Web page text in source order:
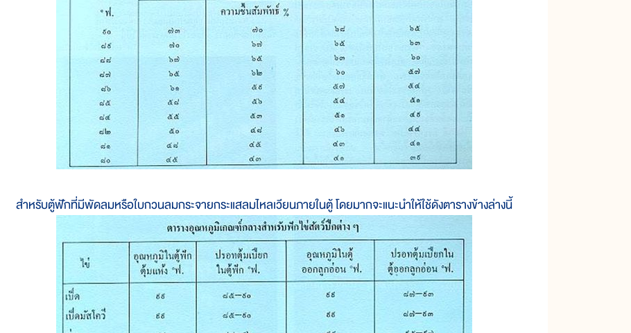
สำหรับตู้ฟักที่มีพัดลมหรือใบกวนลมกระจายกระแสลมไหลเวียนภายในตู้ โดยมากจะแนะนำให้ใช้ดังตารางข้างล่างนี้